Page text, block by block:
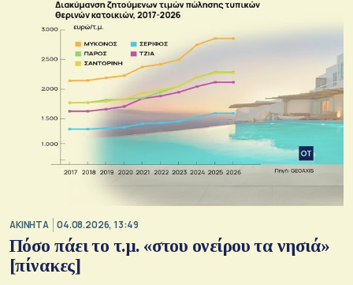
ΑΚΙΝΗΤΑ 04.08.2026, 13:49
Πόσο πάει το τ.μ. «στου ονείρου τα νησιά»
[πίνακες]